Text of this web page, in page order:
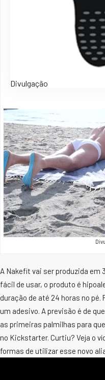
Divulgação
A Nakefit vai ser produzida em
fácil de usar, o produto é
duração de até 24 horas no pé.
um adesivo. A previsão é de
as primeiras palmilhas para
no Kickstarter. Curtiu? Veja o
formas de utilizar esse novo